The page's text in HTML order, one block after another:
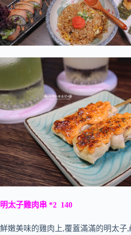
明太子雞肉串 *2 140
鮮嫩美味的雞肉上,覆蓋滿滿的明太子,